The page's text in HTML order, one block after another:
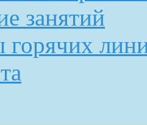
занятий
горячих